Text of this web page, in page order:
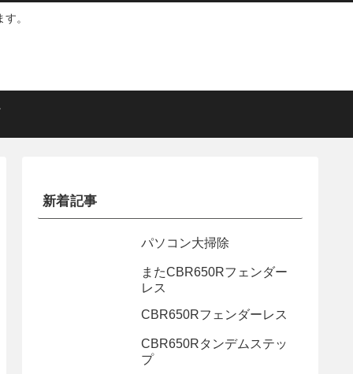
。
新着記事
パソコン大掃除
またCBR650Rフェンダー
レス
CBR650Rフェンダーレス
CBR650Rタンデムステッ
プ